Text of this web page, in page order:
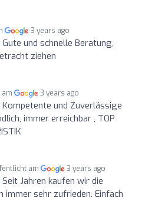
3 years ago
Gute und schnelle Beratung,
ziehen
3 years ago
Kompetente und Zuverlässige
immer erreichbar , TOP
am 3 years ago
Seit Jahren kaufen wir die
sehr zufrieden. Einfach